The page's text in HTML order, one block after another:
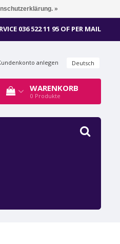
036 522 11 95 OF PER MAIL
anlegen Deutsch
WARENKORB
0 Produkte
»